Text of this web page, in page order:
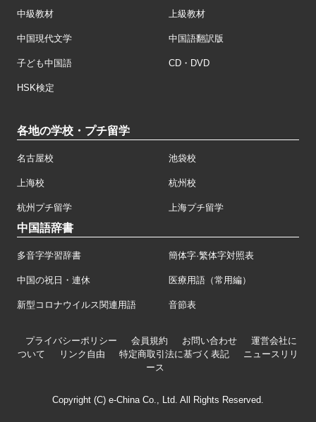
中級教材 上級教材
中国現代文学 中国語翻訳版
子ども中国語 CD・DVD
HSK検定
各地の学校・プチ留学
名古屋校 池袋校
上海校 杭州校
杭州プチ留学 上海プチ留学
中国語辞書
多音字学習辞書 簡体字·繁体字対照表
中国の祝日・連休 医療用語（常用編）
新型コロナウイルス関連用語 音節表
プライバシーポリシー 会員規約 お問い合わせ
運営会社に
ついて
リンク自由 特定商取引法に基づく表記
ニュースリリ
ース
Copyright (C) e-China Co., Ltd. All Rights Reserved.